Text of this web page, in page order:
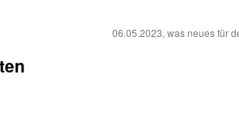
06.05.2023, was neues für